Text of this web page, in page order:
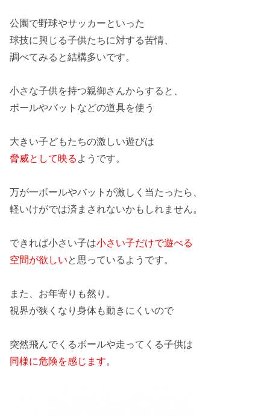
公園で野球やサッカーといった
球技に興じる子供たちに対する苦情、
調べてみると結構多いです。
小さな子供を持つ親御さんからすると、
ボールやバットなどの道具を使う
大きい子どもたちの激しい遊びは
脅威として映る ようです。
万が一ボールやバットが激しく当たったら、
軽いけがでは済まされないかもしれません。
できれば小さい子は小さい子だけで遊べる
空間が欲しいと思っているようです。
また、 お年寄りも然り 。
視界が狭くなり身体も動きにくいので
突然飛んでくるボールや走ってくる子供は
同様に危険を感じます。